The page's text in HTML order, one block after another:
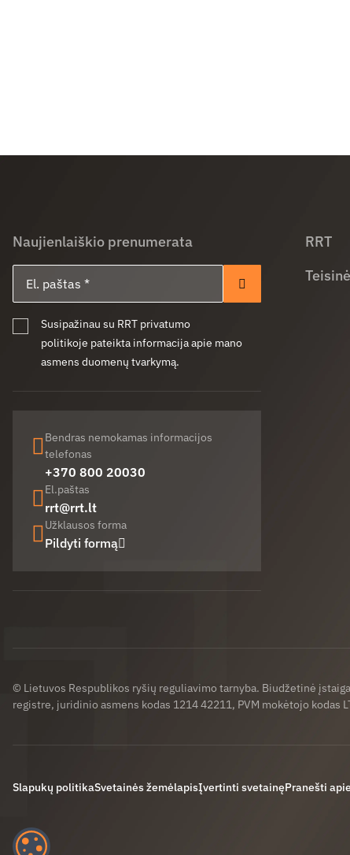
Naujienlaiškio prenumerata
Prenumeruoti
Susipažinau su RRT privatumo
politikoje pateikta informacija apie mano
asmens duomenų tvarkymą.
Bendras nemokamas informacijos
telefonas
+370 800 20030
El.paštas
rrt@rrt.lt
Užklausos forma
Pildyti formą
RRT
© Lietuvos Respublikos ryšių reguliavimo tarnyba. Biudžetinė
registre, juridinio asmens kodas 1214 42211, PVM mokėtojo kodas
Slapukų politikaSvetainės žemėlapisĮvertinti svetainęPranešti